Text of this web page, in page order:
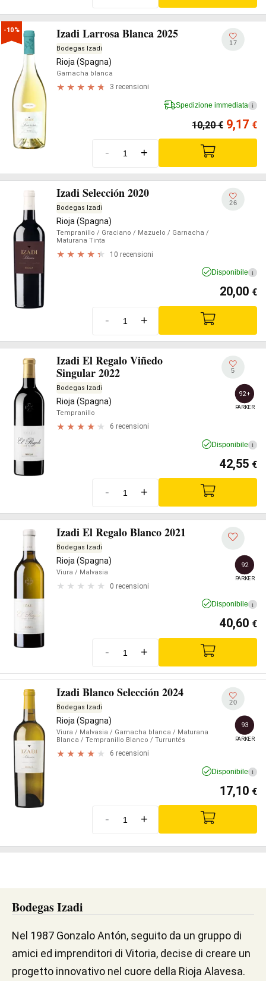
-10% Izadi Larrosa Blanca 2025
Bodegas Izadi
Rioja (Spagna)
Garnacha blanca
3 recensioni
17
Spedizione immediata i
10,20€ 9,17 €
- +
Izadi Selección 2020
Bodegas Izadi
Rioja (Spagna)
Tempranillo / Graciano / Mazuelo / Garnacha /
Maturana Tinta
10 recensioni
26
Disponibile i
20,00 €
- +
Izadi El Regalo Viñedo
Singular 2022
Bodegas Izadi
Rioja (Spagna)
Tempranillo
6 recensioni
5
92+
PARKER
Disponibile i
42,55 €
- +
Izadi El Regalo Blanco 2021
Bodegas Izadi
Rioja (Spagna)
Viura / Malvasia
0 recensioni
92
PARKER
Disponibile i
40,60 €
- +
Izadi Blanco Selección 2024
Bodegas Izadi
Rioja (Spagna)
Viura / Malvasia / Garnacha blanca / Maturana
Blanca / Tempranillo Blanco / Turruntés
6 recensioni
20
93
PARKER
Disponibile i
17,10 €
- +
Bodegas Izadi
Nel 1987 Gonzalo Antón, seguito da un gruppo di
amici ed imprenditori di Vitoria, decise di creare un
progetto innovativo nel cuore della Rioja Alavesa.